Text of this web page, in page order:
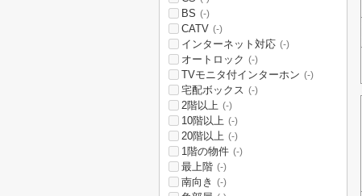
BS (-)
CATV (-)
インターネット対応 (-)
オートロック (-)
TVモニタ付インターホン (-)
宅配ボックス (-)
2階以上 (-)
10階以上 (-)
20階以上 (-)
1階の物件 (-)
最上階 (-)
南向き (-)